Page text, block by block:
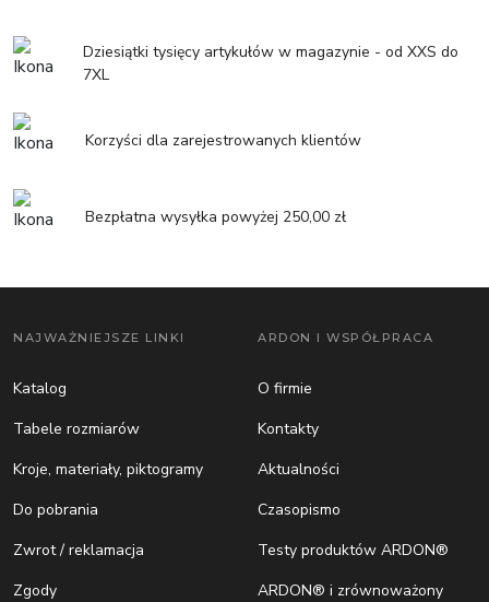
Dziesiątki tysięcy artykułów w magazynie - od XXS do
7XL
Korzyści dla zarejestrowanych klientów
Bezpłatna wysyłka powyżej 250,00 zł
NAJWAŻNIEJSZE LINKI
Katalog
Tabele rozmiarów
Kroje, materiały, piktogramy
Do pobrania
Zwrot / reklamacja
Zgody
ARDON I WSPÓŁPRACA
O firmie
Kontakty
Aktualności
Czasopismo
Testy produktów ARDON®
ARDON® i zrównoważony